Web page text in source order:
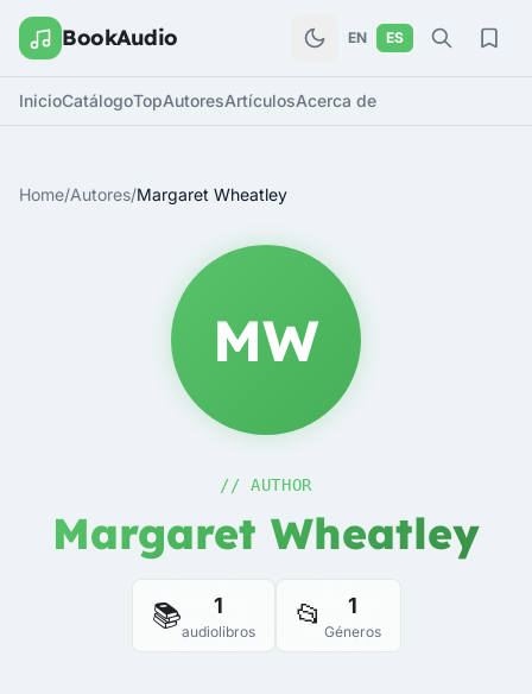
BookAudio EN ES
InicioCatálogoTopAutoresArtículosAcerca de
Home/Autores/Margaret Wheatley
MW
// AUTHOR
Margaret Wheatley
📚 1
audiolibros 📂 1
Géneros